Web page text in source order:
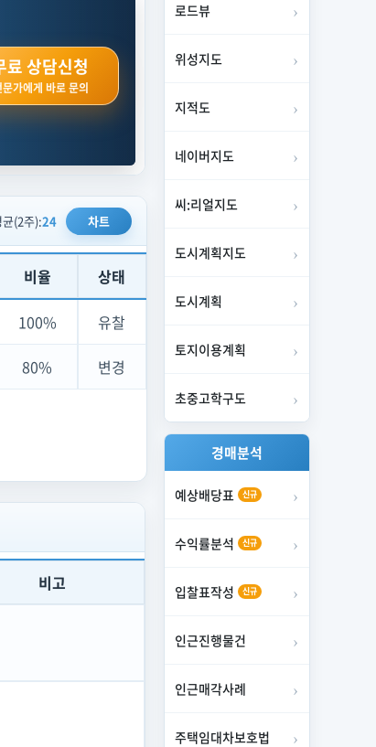
료 상담신청
문가에게 바로 문의
(2주):24 차트
비율 상태
100% 유찰
80% 변경
비고
로드뷰
위성지도
지적도
네이버지도
씨:리얼지도
도시계획지도
도시계획
토지이용계획
초중고학구도
경매분석
예상배당표 신규
수익률분석 신규
입찰표작성 신규
인근진행물건
인근매각사례
주택임대차보호법